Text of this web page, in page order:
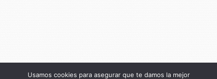
Usamos cookies para asegurar que te damos la mejor